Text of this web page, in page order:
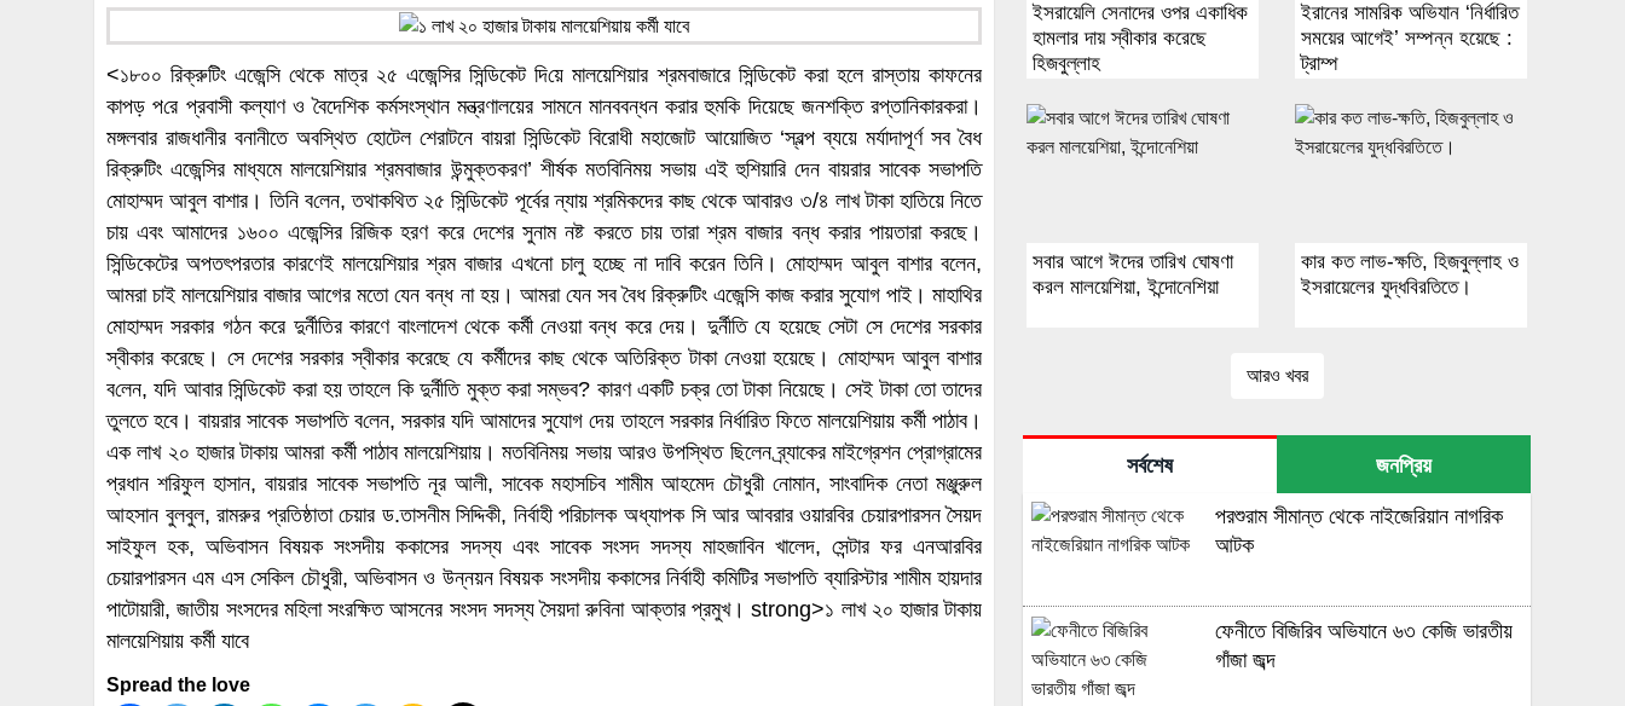
<১৮০০ রিক্রুটিং এজেন্সি থেকে মাত্র ২৫ এজেন্সির সিন্ডিকেট দি‌য়ে মালয়েশিয়ার শ্রমবাজারে সিন্ডিকেট করা হলে রাস্তায় কাফনের
কাপড় প‌রে প্রবাসী কল্যাণ ও বৈদেশিক কর্মসংস্থান মন্ত্রণালয়ের সামনে মানববন্ধন করার হুমকি দিয়েছে জনশক্তি রপ্তানিকারকরা।
মঙ্গলবার রাজধানীর বনানীতে অবস্থিত হোটেল শেরাটনে বায়রা সিন্ডিকেট বিরোধী মহাজোট আয়োজিত ‘স্বল্প ব্যয়ে মর্যাদাপূর্ণ সব বৈধ
রিক্রুটিং এজেন্সির মাধ্যমে মালয়েশিয়ার শ্রমবাজার উন্মুক্তকরণ’ শীর্ষক মতবিনিময় সভায় এই হুশিয়ারি দেন বায়রার সাবেক সভাপতি
মোহাম্মদ আবুল বাশার। তিনি ব‌লেন, তথাকথিত ২৫ সিন্ডিকেট পূর্বের ন্যায় শ্রমিকদের কাছ থেকে আবারও ৩/৪ লাখ টাকা হাতিয়ে নিতে
চায় এবং আমাদের ১৬০০ এজেন্সির রিজিক হরণ করে দেশের সুনাম নষ্ট করতে চায় তারা শ্রম বাজার বন্ধ করার পায়তারা করছে।
সিন্ডিকেটের অপতৎপরতার কারণেই মালয়েশিয়ার শ্রম বাজার এখনো চালু হচ্ছে না দাবি করেন তিনি। মোহাম্মদ আবুল বাশার বলেন,
আমরা চাই মালয়েশিয়ার বাজার আগের মতো যেন বন্ধ না হয়। আমরা যেন সব বৈধ রিক্রুটিং এজেন্সি কাজ করার সুযোগ পাই। মাহাথির
মোহাম্মদ সরকার গঠন করে দুর্নীতির কারণে বাংলাদেশ থেকে কর্মী নেওয়া বন্ধ করে দেয়। দুর্নীতি যে হয়েছে সেটা সে দেশের সরকার
স্বীকার করেছে। সে দেশের সরকার স্বীকার করেছে যে কর্মীদের কাছ থেকে অতিরিক্ত টাকা নেওয়া হয়েছে। মোহাম্মদ আবুল বাশার
ব‌লেন, যদি আবার সিন্ডিকেট করা হয় তাহলে কি দুর্নীতি মুক্ত করা সম্ভব? কারণ একটি চক্র তো টাকা নিয়েছে। সেই টাকা তো তাদের
তুলতে হবে। বায়রার সাবেক সভাপতি ব‌লেন, সরকার যদি আমাদের সুযোগ দেয় তাহলে সরকার নির্ধারিত ফিতে মালয়েশিয়ায় কর্মী পাঠাব।
এক লাখ ২০ হাজার টাকায় আমরা কর্মী পাঠাব মালয়েশিয়ায়। মতবিনিময় সভায় আরও উপস্থিত ছিলেন ব্র্যাকের মাইগ্রেশন প্রোগ্রামের
প্রধান শরিফুল হাসান, বায়রার সাবেক সভাপতি নূর আলী, সাবেক মহাসচিব শামীম আহমেদ চৌধুরী নোমান, সাংবাদিক নেতা মঞ্জুরুল
আহসান বুলবুল, রামরুর প্রতিষ্ঠাতা চেয়ার ড.তাসনীম সিদ্দিকী, নির্বাহী পরিচালক অধ্যাপক সি আর আবরার ওয়ারবির চেয়ারপারসন সৈয়দ
সাইফুল হক, অভিবাসন বিষয়ক সংসদীয় ককাসের সদস্য এবং সাবেক সংসদ সদস্য মাহজাবিন খালেদ, সেন্টার ফর এনআরবির
চেয়ারপারসন এম এস সেকিল চৌধুরী, অভিবাসন ও উন্নয়ন বিষয়ক সংসদীয় ককাসের নির্বাহী কমিটির সভাপতি ব্যারিস্টার শামীম হায়দার
পাটোয়ারী, জাতীয় সংসদের মহিলা সংরক্ষিত আসনের সংসদ সদস্য সৈয়দা রুবিনা আক্তার প্রমুখ। strong>১ লাখ ২০ হাজার টাকায়
মালয়েশিয়ায় কর্মী যাবে
Spread the love
ইসরায়েলি সেনাদের ওপর একাধিক
হামলার দায় স্বীকার করেছে
হিজবুল্লাহ
ইরানের সামরিক অভিযান ‘নির্ধারিত
সময়ের আগেই’ সম্পন্ন হয়েছে :
ট্রাম্প
সবার আগে ঈদের তারিখ ঘোষণা
করল মালয়েশিয়া, ইন্দোনেশিয়া
কার কত লাভ-ক্ষতি, হিজবুল্লাহ ও
ইসরায়েলের যুদ্ধবিরতিতে।
আরও খবর
সর্বশেষ জনপ্রিয়
পরশুরাম সীমান্ত থেকে নাইজেরিয়ান নাগরিক
আটক
ফেনীতে বিজিরিব অভিযানে ৬৩ কেজি ভারতীয়
গাঁজা জব্দ